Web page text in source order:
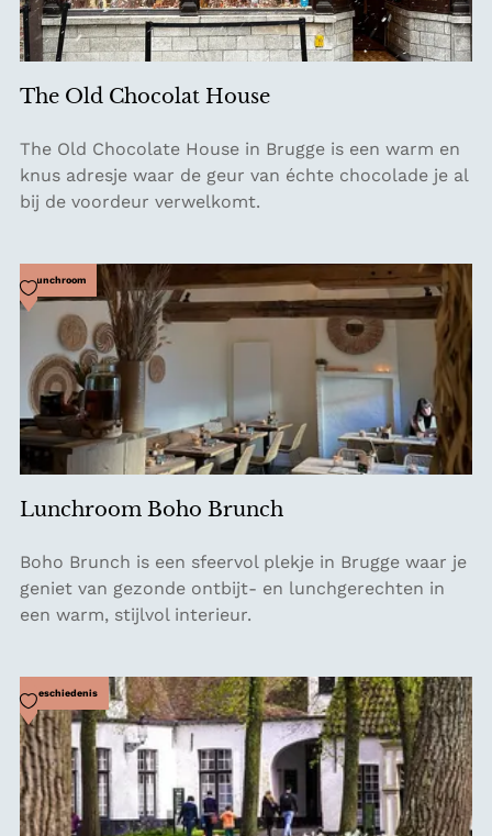
r
au
n
y
The Old Chocolat House
T
h
e
d
C
o
l
a
H
u
s
e
The Old Chocolate House in Brugge is een warm en
knus adresje waar de geur van échte chocolade je al
bij de voordeur verwelkomt.
Lunchroom Boho Brunch
L
u
n
r
o
o
m
B
o
Lunchroom
Voeg toe als favoriet
Boho Brunch is een sfeervol plekje in Brugge waar je
geniet van gezonde ontbijt- en lunchgerechten in
een warm, stijlvol interieur.
Geschiedenis
Voeg toe als favoriet